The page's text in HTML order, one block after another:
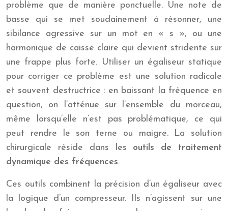
problème que de manière ponctuelle. Une note de
basse qui se met soudainement à résonner, une
sibilance agressive sur un mot en « s », ou une
harmonique de caisse claire qui devient stridente sur
une frappe plus forte. Utiliser un égaliseur statique
pour corriger ce problème est une solution radicale
et souvent destructrice : en baissant la fréquence en
question, on l’atténue sur l’ensemble du morceau,
même lorsqu’elle n’est pas problématique, ce qui
peut rendre le son terne ou maigre. La solution
chirurgicale réside dans les outils de traitement
dynamique des fréquences.
Ces outils combinent la précision d’un égaliseur avec
la logique d’un compresseur. Ils n’agissent sur une